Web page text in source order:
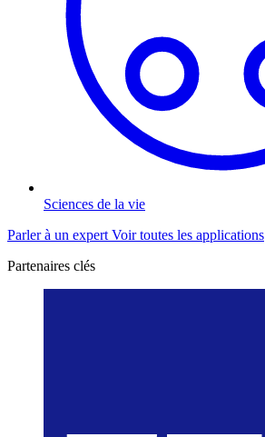
Sciences de la vie
Parler à un expert Voir toutes les applications
Partenaires clés